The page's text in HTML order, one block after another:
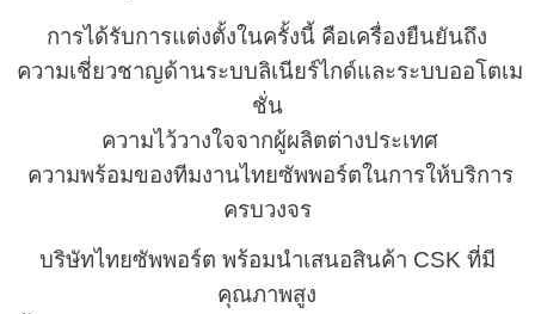
การได้รับการแต่งตั้งในครั้งนี้ คือเครื่องยืนยันถึง
ความเชี่ยวชาญด้านระบบลิเนียร์ไกด์และระบบออโตเม
ชั่น
ความไว้วางใจจากผู้ผลิตต่างประเทศ
ความพร้อมของทีมงานไทยซัพพอร์ตในการให้บริการ
ครบวงจร
บริษัทไทยซัพพอร์ต พร้อมนำเสนอสินค้า CSK ที่มี
คุณภาพสูง